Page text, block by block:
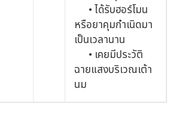
• ได้รับฮอร์โมน
หรือยาคุมกำเนิดมา
เป็นเวลานาน
• เคยมีประวัติ
ฉายแสงบริเวณเต้า
นม